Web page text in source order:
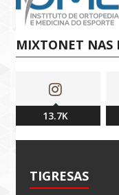
MIXTONET NAS
13.7K
TIGRESAS